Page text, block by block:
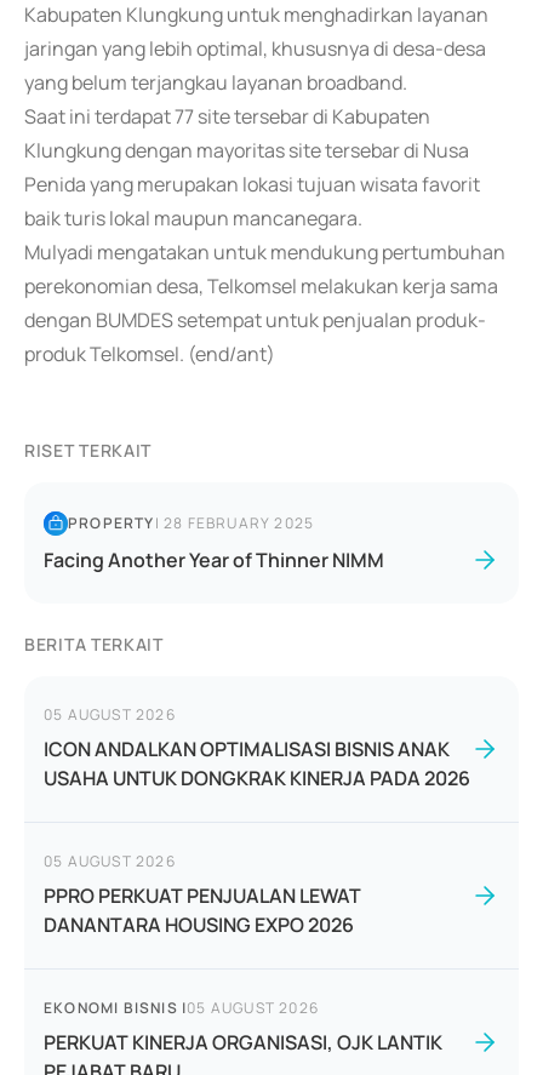
Kabupaten Klungkung untuk menghadirkan layanan
jaringan yang lebih optimal, khususnya di desa-desa
yang belum terjangkau layanan broadband.
Saat ini terdapat 77 site tersebar di Kabupaten
Klungkung dengan mayoritas site tersebar di Nusa
Penida yang merupakan lokasi tujuan wisata favorit
baik turis lokal maupun mancanegara.
Mulyadi mengatakan untuk mendukung pertumbuhan
perekonomian desa, Telkomsel melakukan kerja sama
dengan BUMDES setempat untuk penjualan produk-
produk Telkomsel. (end/ant)
RISET TERKAIT
PROPERTY|28 FEBRUARY 2025
Facing Another Year of Thinner NIMM
BERITA TERKAIT
05 AUGUST 2026
ICON ANDALKAN OPTIMALISASI BISNIS ANAK
USAHA UNTUK DONGKRAK KINERJA PADA 2026
05 AUGUST 2026
PPRO PERKUAT PENJUALAN LEWAT
DANANTARA HOUSING EXPO 2026
EKONOMI BISNIS |05 AUGUST 2026
PERKUAT KINERJA ORGANISASI, OJK LANTIK